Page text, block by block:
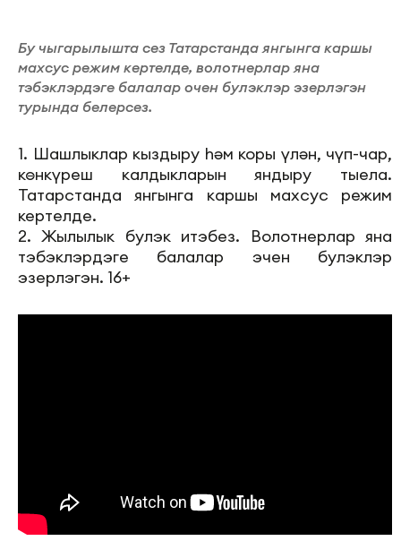
Бу чыгарылышта сез Татарстанда янгынга каршы
махсус режим кертелде, волотнерлар яна
тэбэклэрдэге балалар очен булэклэр эзерлэгэн
турында белерсез.
1. Шашлыклар кыздыру һәм коры үлән, чүп-чар,
көнкүреш калдыкларын яндыру тыела.
Татарстанда янгынга каршы махсус режим
кертелде.
2. Жылылык булэк итэбез. Волотнерлар яна
тэбэклэрдэге балалар эчен булэклэр
эзерлэгэн. 16+